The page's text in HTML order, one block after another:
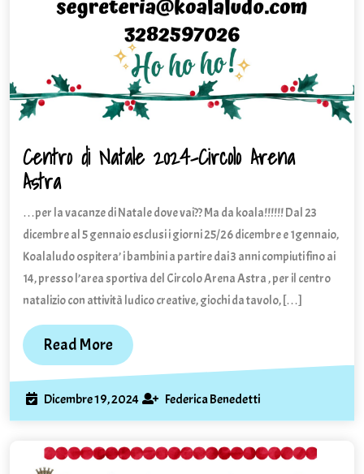
Centro di Natale 2024-Circolo Arena
AstraCentro
Natale
2024-
Circolo
Arena
Astra
…per la vacanze di Natale dove vai?? Ma da koala!!!!!! Dal 23
dicembre al 5 gennaio esclusi i giorni 25/26 dicembre e 1gennaio,
Koalaludo ospitera’ i bambini a partire dai 3 anni compiuti fino ai
14, presso l’area sportiva del Circolo Arena Astra , per il centro
natalizio con attività ludico creative, giochi da tavolo, […]
Read MoreRead
More
Dicembre 19, 2024Dicembre
19,
Federica BenedettiFederica
Benedetti